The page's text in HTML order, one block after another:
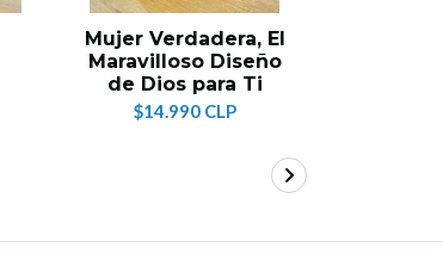
Mujer Verdadera, El
Maravilloso Diseño
de Dios para Ti
$14.990 CLP